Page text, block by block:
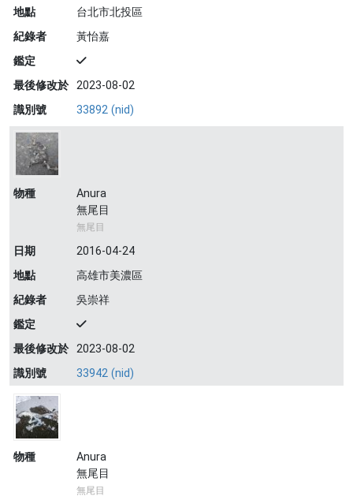
地點
台北市北投區
紀錄者
黃怡嘉
鑑定
最後修改於 2023-08-02
識別號
33892 (nid)
物種
Anura
無尾目
無尾目
日期
2016-04-24
地點
高雄市美濃區
紀錄者
吳崇祥
鑑定
最後修改於 2023-08-02
識別號
33942 (nid)
物種
Anura
無尾目
無尾目